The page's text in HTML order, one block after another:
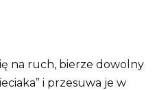
na ruch, bierze dowolny
i przesuwa je w